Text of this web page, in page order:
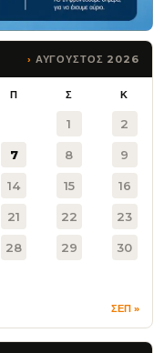
ΑΥΓΟΥΣΤΟΣ 2026
Π Σ Κ
1 2
7 8 9
14 15 16
21 22 23
28 29 30
ΣΕΠ »